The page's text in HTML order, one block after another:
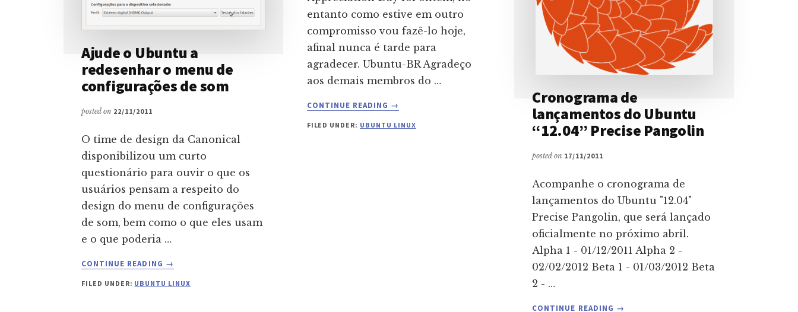
Ajude o Ubuntu a
redesenhar o menu de
configurações de som
posted on 22/11/2011
O time de design da Canonical
disponibilizou um curto
questionário para ouvir o que os
usuários pensam a respeito do
design do menu de configurações
de som, bem como o que eles usam
e o que poderia …
CONTINUE READING
ABOUT
O
→
FILED UNDER: UBUNTU LINUX
entanto como estive em outro
compromisso vou fazê-lo hoje,
afinal nunca é tarde para
agradecer. Ubuntu-BR Agradeço
aos demais membros do …
CONTINUE READING
ABOUT
APRECIO
→
FILED UNDER: UBUNTU LINUX
Cronograma de
lançamentos do Ubuntu
“12.04” Precise Pangolin
posted on 17/11/2011
Acompanhe o cronograma de
lançamentos do Ubuntu "12.04"
Precise Pangolin, que será lançado
oficialmente no próximo abril.
Alpha 1 - 01/12/2011 Alpha 2 -
02/02/2012 Beta 1 - 01/03/2012 Beta
2 - …
CONTINUE READING ABOUT
→